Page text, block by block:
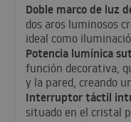
Doble marco de luz
dos aros luminosos
ideal como
Potencia lumínica
función decorativa,
y la pared, creando
Interruptor táctil
situado en el cristal